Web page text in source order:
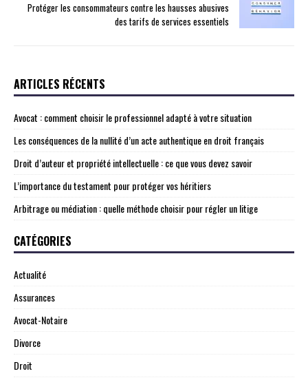
Protéger les consommateurs contre les hausses abusives
des tarifs de services essentiels
ARTICLES RÉCENTS
Avocat : comment choisir le professionnel adapté à votre situation
Les conséquences de la nullité d’un acte authentique en droit français
Droit d’auteur et propriété intellectuelle : ce que vous devez savoir
L’importance du testament pour protéger vos héritiers
Arbitrage ou médiation : quelle méthode choisir pour régler un litige
CATÉGORIES
Actualité
Assurances
Avocat-Notaire
Divorce
Droit